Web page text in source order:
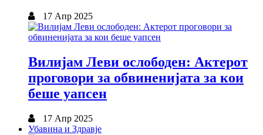
17 Апр 2025
Вилијам Леви ослободен: Актерот
проговори за обвиненијата за кои
беше уапсен
17 Апр 2025
Убавина и Здравје